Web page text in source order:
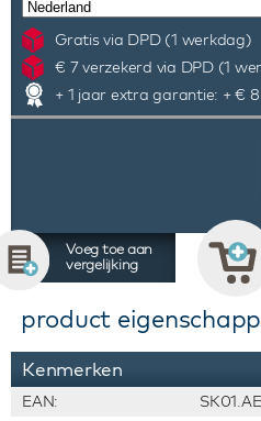
Gratis via DPD (1 werkdag)
€ 7 verzekerd via DPD (1
+ 1 jaar extra garantie: + €
Voeg toe aan
vergelijking
product
Kenmerken
EAN: